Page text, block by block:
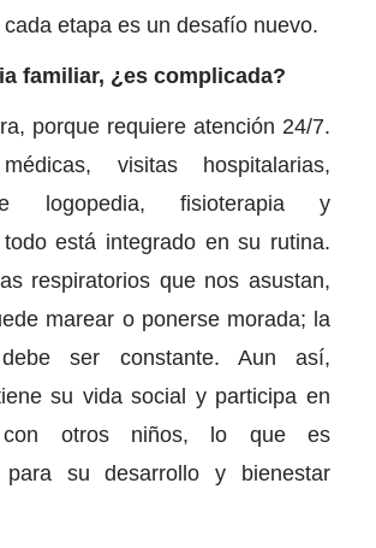
etapa es un desafío nuevo.
familiar, ¿es complicada?
porque requiere atención 24/7.
visitas hospitalarias,
logopedia, fisioterapia y
está integrado en su rutina.
respiratorios que nos asustan,
marear o ponerse morada; la
debe ser constante. Aun así,
su vida social y participa en
con otros niños, lo que es
para su desarrollo y bienestar